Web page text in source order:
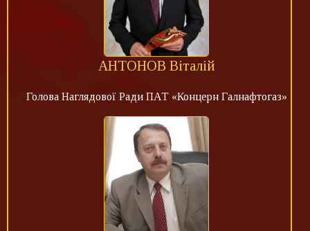
АНТОНОВ Віталій
Голова Наглядової Ради ПАТ «Концерн Галнафтогаз»